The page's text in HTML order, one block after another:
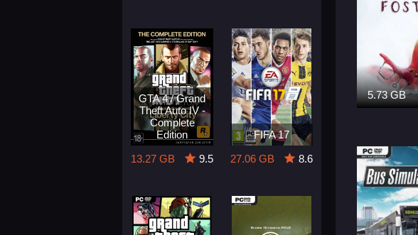
GTA 4 / Grand
Theft Auto IV -
Complete
Edition
13.27 GB
9.5
FIFA 17
27.06 GB
8.6
5.73 GB